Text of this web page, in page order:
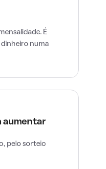
É
numa
aumentar
pelo sorteio